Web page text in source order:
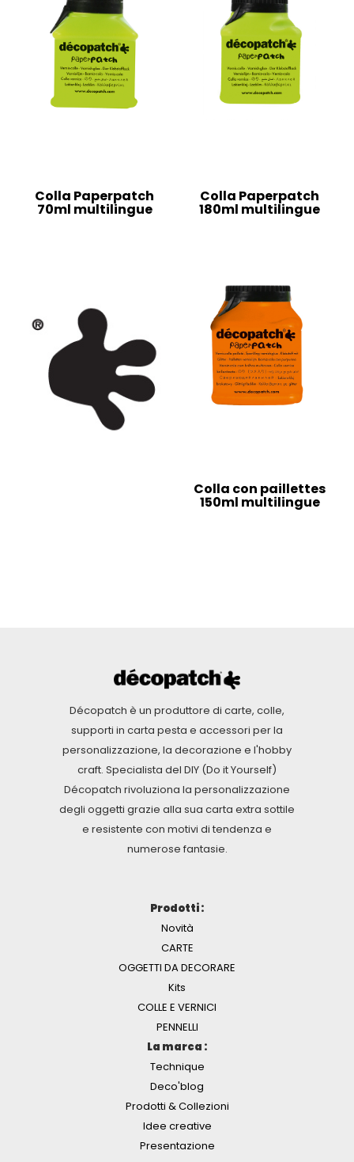
Colla Paperpatch
70ml multilingue
Colla Paperpatch
180ml multilingue
Colla con paillettes
150ml multilingue
Décopatch è un produttore di carte, colle,
supporti in carta pesta e accessori per la
personalizzazione, la decorazione e l'hobby
craft. Specialista del DIY (Do it Yourself)
Décopatch rivoluziona la personalizzazione
degli oggetti grazie alla sua carta extra sottile
e resistente con motivi di tendenza e
numerose fantasie.
Prodotti :
Novità
CARTE
OGGETTI DA DECORARE
Kits
COLLE E VERNICI
PENNELLI
La marca :
Technique
Deco'blog
Prodotti & Collezioni
Idee creative
Presentazione